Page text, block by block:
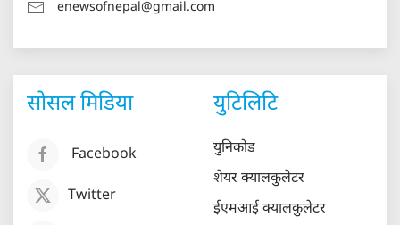
enewsofnepal@gmail.com
सोसल मिडिया
Facebook
Twitter
युटिलिटि
युनिकोड
शेयर क्यालकुलेटर
ईएमआई क्यालकुलेटर